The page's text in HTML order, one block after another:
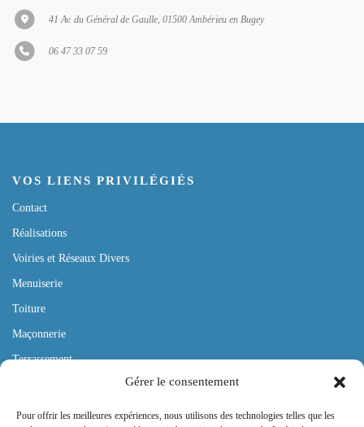
Gérer le consentement
Pour offrir les meilleures expériences, nous utilisons des technologies telles que les
41 Av. du Général de Gaulle, 01500 Ambérieu en Bugey
06 47 33 07 59
VOS LIENS PRIVILÉGIÉS
Contact
Réalisations
Voiries et Réseaux Divers
Menuiserie
Toiture
Maçonnerie
Terrassement
Politique de confidentialité